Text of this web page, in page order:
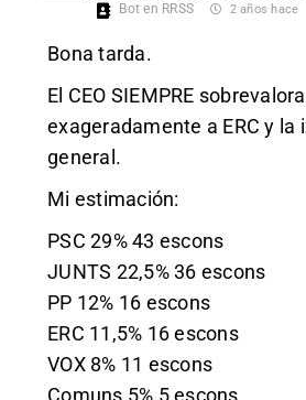
Bot en RRSS 2 años hace
Bona tarda.
El CEO SIEMPRE sobrevalora
exageradamente a ERC y la
general.
Mi estimación:
PSC 29% 43 escons
JUNTS 22,5% 36 escons
PP 12% 16 escons
ERC 11,5% 16 escons
VOX 8% 11 escons
Comuns 5% 5 escons